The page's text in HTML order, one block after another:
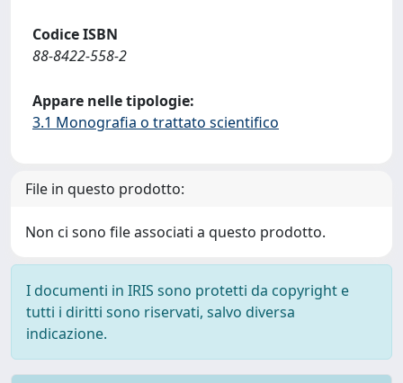
Codice ISBN
88-8422-558-2
Appare nelle tipologie:
3.1 Monografia o trattato scientifico
File in questo prodotto:
Non ci sono file associati a questo prodotto.
I documenti in IRIS sono protetti da copyright e
tutti i diritti sono riservati, salvo diversa
indicazione.